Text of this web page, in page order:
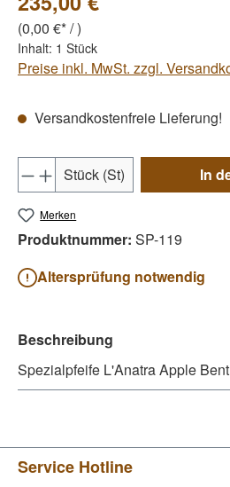
(0,00 €* / )
Inhalt: 1 Stück
Preise inkl. MwSt. zzgl.
Versandkostenfreie Lieferung!
Produkt Anzahl: Gib
Stück (St) In
Merken
Produktnummer: SP-119
Altersprüfung notwendig
Beschreibung
Spezialpfeife L'Anatra Apple
Service Hotline